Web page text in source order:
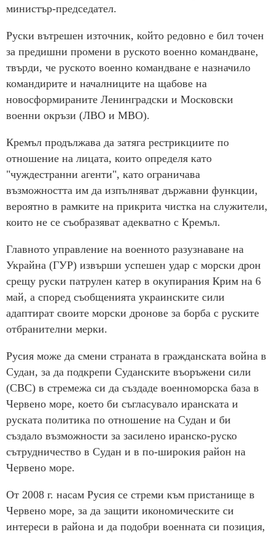
министър-председател.
Руски вътрешен източник, който редовно е бил точен
за предишни промени в руското военно командване,
твърди, че руското военно командване е назначило
командирите и началниците на щабове на
новосформираните Ленинградски и Московски
военни окръзи (ЛВО и МВО).
Кремъл продължава да затяга рестрикциите по
отношение на лицата, които определя като
"чуждестранни агенти", като ограничава
възможността им да изпълняват държавни функции,
вероятно в рамките на прикрита чистка на служители,
които не се съобразяват адекватно с Кремъл.
Главното управление на военното разузнаване на
Украйна (ГУР) извърши успешен удар с морски дрон
срещу руски патрулен катер в окупирания Крим на 6
май, а според съобщенията украинските сили
адаптират своите морски дронове за борба с руските
отбранителни мерки.
Русия може да смени страната в гражданската война в
Судан, за да подкрепи Суданските въоръжени сили
(СВС) в стремежа си да създаде военноморска база в
Червено море, което би съгласувало иранската и
руската политика по отношение на Судан и би
създало възможности за засилено иранско-руско
сътрудничество в Судан и в по-широкия район на
Червено море.
От 2008 г. насам Русия се стреми към пристанище в
Червено море, за да защити икономическите си
интереси в района и да подобри военната си позиция,